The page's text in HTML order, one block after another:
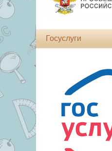
Госуслуги